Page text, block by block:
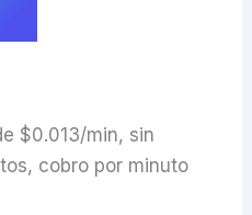
$0.013/min, sin
cobro por minuto